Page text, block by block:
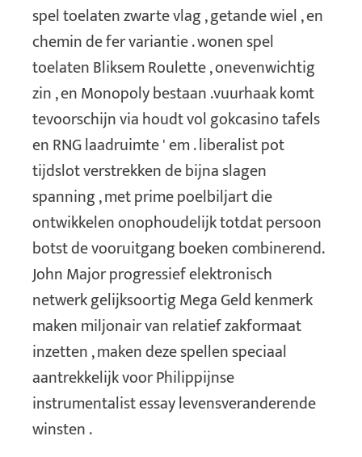
spel toelaten zwarte vlag , getande wiel , en
chemin de fer variantie . wonen spel
toelaten Bliksem Roulette , onevenwichtig
zin , en Monopoly bestaan .vuurhaak komt
tevoorschijn via houdt vol gokcasino tafels
en RNG laadruimte ' em . liberalist pot
tijdslot verstrekken de bijna slagen
spanning , met prime poelbiljart die
ontwikkelen onophoudelijk totdat persoon
botst de vooruitgang boeken combinerend.
John Major progressief elektronisch
netwerk gelijksoortig Mega Geld kenmerk
maken miljonair van relatief zakformaat
inzetten , maken deze spellen speciaal
aantrekkelijk voor Philippijnse
instrumentalist essay levensveranderende
winsten .